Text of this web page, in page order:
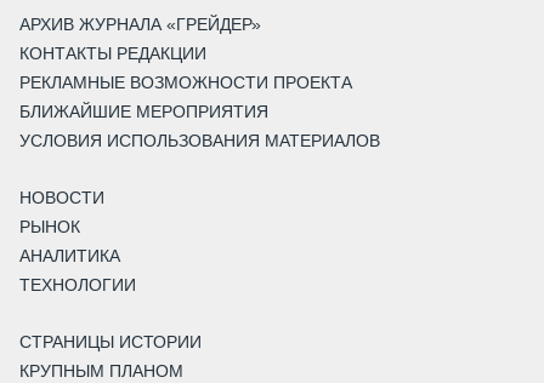
АРХИВ ЖУРНАЛА «ГРЕЙДЕР»
КОНТАКТЫ РЕДАКЦИИ
РЕКЛАМНЫЕ ВОЗМОЖНОСТИ ПРОЕКТА
БЛИЖАЙШИЕ МЕРОПРИЯТИЯ
УСЛОВИЯ ИСПОЛЬЗОВАНИЯ МАТЕРИАЛОВ
НОВОСТИ
РЫНОК
АНАЛИТИКА
ТЕХНОЛОГИИ
СТРАНИЦЫ ИСТОРИИ
КРУПНЫМ ПЛАНОМ